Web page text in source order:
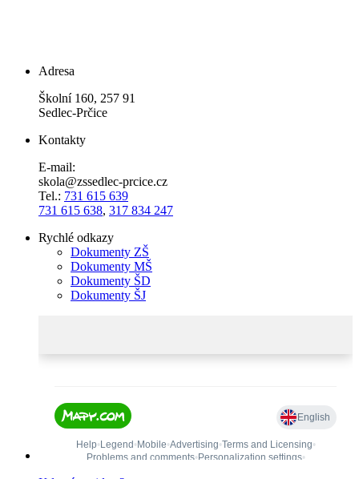
Adresa
Školní 160, 257 91
Sedlec-Prčice
Kontakty
E-mail:
skola@zssedlec-prcice.cz
Tel.: 731 615 639
731 615 638, 317 834 247
Rychlé odkazy
Dokumenty ZŠ
Dokumenty MŠ
Dokumenty ŠD
Dokumenty ŠJ